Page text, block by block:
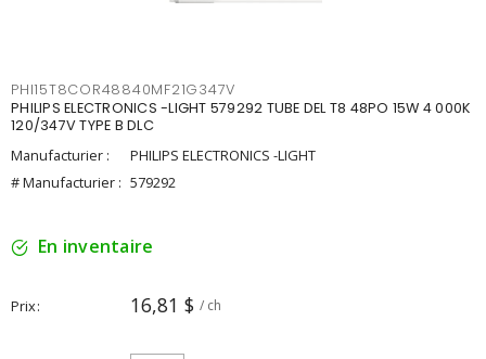
PHI15T8COR48840MF21G347V
PHILIPS ELECTRONICS -LIGHT 579292 TUBE DEL T8 48PO 15W 4 000K
120/347V TYPE B DLC
Manufacturier :
PHILIPS ELECTRONICS -LIGHT
# Manufacturier : 579292
En inventaire
Prix 16,81 $ / ch